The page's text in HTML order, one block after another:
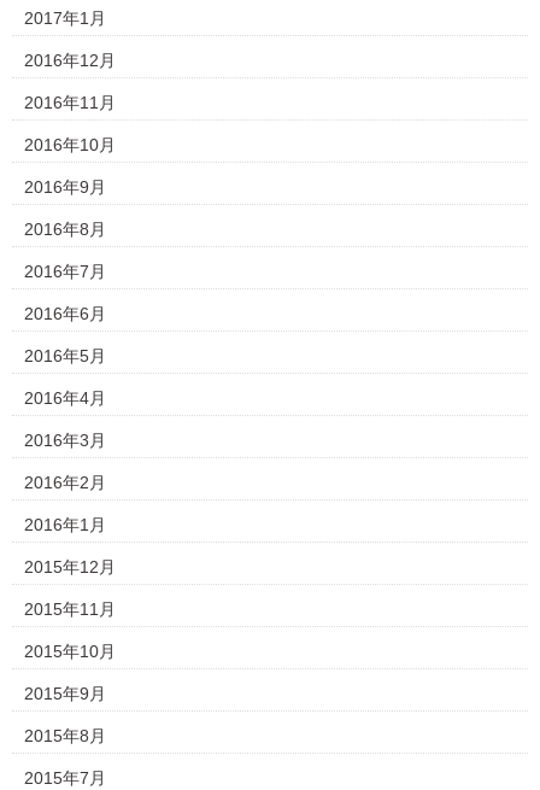
2017年1月
2016年12月
2016年11月
2016年10月
2016年9月
2016年8月
2016年7月
2016年6月
2016年5月
2016年4月
2016年3月
2016年2月
2016年1月
2015年12月
2015年11月
2015年10月
2015年9月
2015年8月
2015年7月